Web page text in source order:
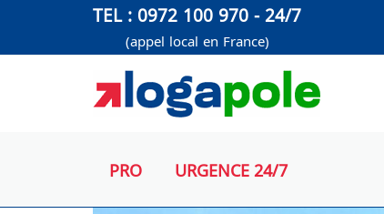
contenu
TEL : 0972 100 970 - 24/7
(appel local en France)
PRO URGENCE 24/7